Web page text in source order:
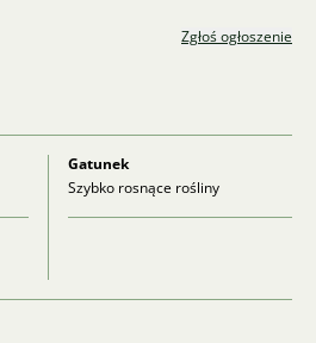
Zgłoś ogłoszenie
Gatunek
Szybko rosnące rośliny